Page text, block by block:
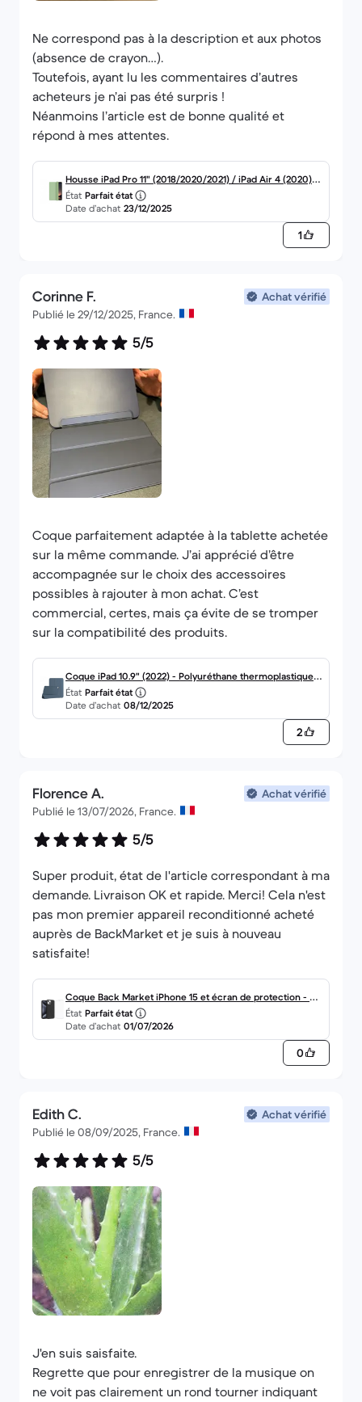
Ne correspond pas à la description et aux photos
(absence de crayon…).
Toutefois, ayant lu les commentaires d’autres
acheteurs je n’ai pas été surpris !
Néanmoins l’article est de bonne qualité et
répond à mes attentes.
Housse iPad Pro 11" (2018/2020/2021) / iPad Air 4 (2020) /
iPad Air 5 (2022) - Polyuréthane thermoplastique (TPU) -
Vert
État Parfait état
Date d’achat 23/12/2025
1
Corinne F.
Achat vérifié
Publié le 29/12/2025, France.
5/5
Coque parfaitement adaptée à la tablette achetée
sur la même commande. J’ai apprécié d’être
accompagnée sur le choix des accessoires
possibles à rajouter à mon achat. C’est
commercial, certes, mais ça évite de se tromper
sur la compatibilité des produits.
Coque iPad 10.9" (2022) - Polyuréthane thermoplastique
(TPU) - Bleu
État Parfait état
Date d’achat 08/12/2025
2
Florence A.
Achat vérifié
Publié le 13/07/2026, France.
5/5
Super produit, état de l'article correspondant à ma
demande. Livraison OK et rapide. Merci! Cela n'est
pas mon premier appareil reconditionné acheté
auprès de BackMarket et je suis à nouveau
satisfaite!
Coque Back Market iPhone 15 et écran de protection - Pla
stique recyclé - Noir (Kintsugi)
État Parfait état
Date d’achat 01/07/2026
0
Edith C.
Achat vérifié
Publié le 08/09/2025, France.
5/5
J'en suis saisfaite.
Regrette que pour enregistrer de la musique on
ne voit pas clairement un rond tourner indiquant